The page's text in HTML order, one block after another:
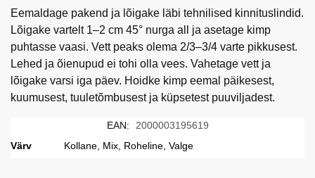
Eemaldage pakend ja lõigake läbi tehnilised kinnituslindid.
Lõigake vartelt 1–2 cm 45° nurga all ja asetage kimp
puhtasse vaasi. Vett peaks olema 2/3–3/4 varte pikkusest.
Lehed ja õienupud ei tohi olla vees. Vahetage vett ja
lõigake varsi iga päev. Hoidke kimp eemal päikesest,
kuumusest, tuuletõmbusest ja küpsetest puuviljadest.
EAN:
2000003195619
Värv
Kollane, Mix, Roheline, Valge